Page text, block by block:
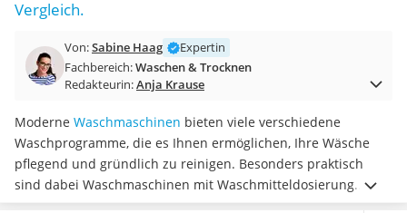
Spülmaschinentabs
Eierkocher
AEG-Waschmaschine
Handstaubsauger
Milchaufschäumer
Kondenstrockner
Reiskocher
Heißwasserspender
Vergleich.
Von:Sabine Haag
Expertin
Fachbereich:Waschen & Trocknen
Redakteurin:Anja Krause
Moderne Waschmaschinen bieten viele verschiedene
Waschprogramme, die es Ihnen ermöglichen, Ihre Wäsche
pflegend und gründlich zu reinigen. Besonders praktisch
sind dabei Waschmaschinen mit Waschmitteldosierung.
Diese helfen Ihnen dabei,Waschmittel zu sparenund somit